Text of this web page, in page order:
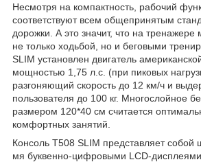
Несмотря на компактность, рабочий
соответствуют всем общепринятым
дорожки. А это значит, что на тренажере
не только ходьбой, но и беговыми
SLIM установлен двигатель
мощностью 1,75 л.с. (при пиковых
разгоняющий скорость до 12 км/ч и
пользователя до 100 кг. Многослойное
размером 120*40 см считается
комфортных занятий.
Консоль T508 SLIM представляет собой
мя буквенно-цифровыми LCD-